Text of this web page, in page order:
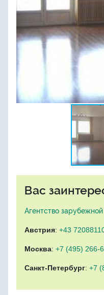
Вас
Агентство
Австрия: +43
Москва: +7 (495) 266-
Санкт-Петербург: +7